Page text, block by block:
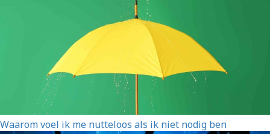
Waarom voel ik me nutteloos als ik niet nodig ben